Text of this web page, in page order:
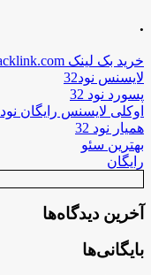
.
خرید بک لینک behtarinbacklink.com
لایسنس نود32
پسورد نود 32
اوکلی لایسنس رایگان نود 32
همیار نود 32
بهترین سئو
رایگان
آخرین دیدگاه‌ها
بایگانی‌ها